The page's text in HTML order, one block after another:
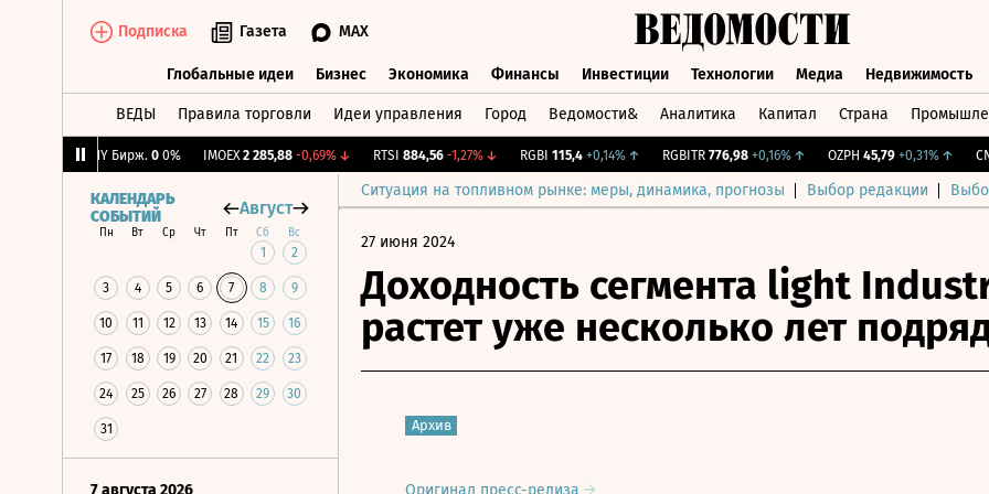
Подписка Газета MAX
Глобальные идеи Бизнес Экономика Финансы Инвестиции Технологии Медиа Недвижимость
ВЕДЫ Правила торговли Идеи управления Город Ведомости& Аналитика Капитал Страна
CNY Бирж. 0 0% IMOEX 2 285,88 -0,69%↓ RTSI 884,56 -1,27%↓ RGBI 115,4 +0,14% ↑ RGBITR 776,98 +0,16% ↑ OZPH 45,79 +0,31%↑
Ситуация на топливном рынке: меры, динамика, прогнозы Выбор редакции
КАЛЕНДАРЬ
СОБЫТИЙ
Август
Пн Вт Ср Чт Пт Сб Вс
1 2
3 4 5 6 7 8 9
10 11 12 13 14 15 16
17 18 19 20 21 22 23
24 25 26 27 28 29 30
31
7 августа 2026
27 июня 2024
Доходность сегмента light
растет уже несколько лет
Архив
Оригинал пресс-релиза